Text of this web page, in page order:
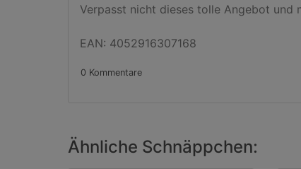
Verpasst nicht dieses tolle Angebot und
EAN: 4052916307168
0 Kommentare
Ähnliche Schnäppchen: